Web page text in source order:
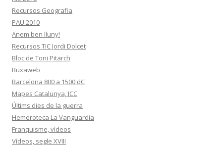
Recursos Geografia
PAU 2010
Anem ben lluny!
Recursos TIC Jordi Dolcet
Bloc de Toni Pitarch
Buxaweb
Barcelona 800 a 1500 dC
Mapes Catalunya, ICC
Últims dies de la guerra
Hemeroteca La Vanguardia
Franquisme, vídeos
Vídeos, segle XVIII